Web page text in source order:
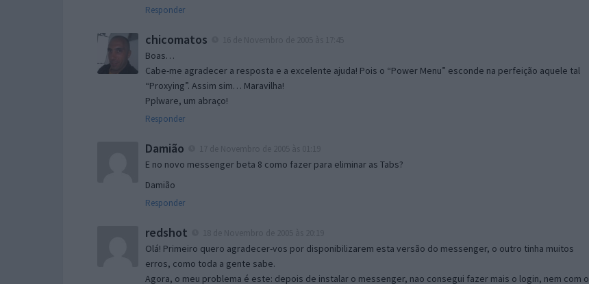
Responder
chicomatos
Boas…
Cabe-me agradecer a resposta e a excelente ajuda! Pois o “Power Menu” esconde na perfeição aquele tal
“Proxying”. Assim sim… Maravilha!
Pplware, um abraço!
Responder
Damião
E no novo messenger beta 8 como fazer para eliminar as Tabs?
Damião
Responder
redshot
Olá! Primeiro quero agradecer-vos por disponibilizarem esta versão do messenger, o outro tinha muitos
erros, como toda a gente sabe.
Agora, o meu problema é este: depois de instalar o messenger, nao consegui fazer mais o login, nem com o